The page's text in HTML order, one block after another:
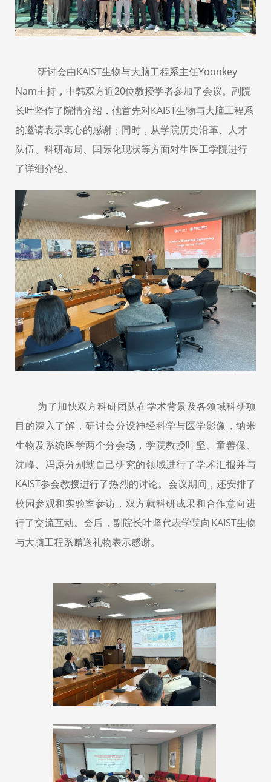
研讨会由KAIST生物与大脑工程系主任Yoonkey
Nam主持，中韩双方近20位教授学者参加了会议。副院
长叶坚作了院情介绍，他首先对KAIST生物与大脑工程系
的邀请表示衷心的感谢；同时，从学院历史沿革、人才
队伍、科研布局、国际化现状等方面对生医工学院进行
了详细介绍。
为了加快双方科研团队在学术背景及各领域科研项
目的深入了解，研讨会分设神经科学与医学影像，纳米
生物及系统医学两个分会场， 学院教授叶坚、童善保、
沈峰、冯原分别就自己研究的领域进行了学术汇报并与
KAIST参会教授进行了热烈的讨论。会议期间，还安排了
校园参观和实验室参访，双方就科研成果和合作意向进
行了交流互动。会后，副院长叶坚代表学院向KAIST生物
与大脑工程系赠送礼物表示感谢。